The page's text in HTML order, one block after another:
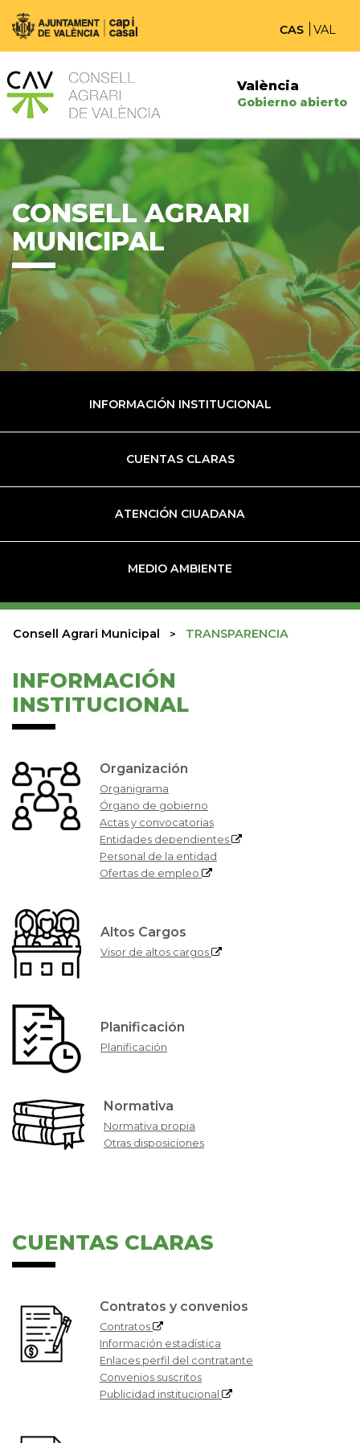
CAS VAL
València
Gobierno abierto
CONSELL AGRARI
MUNICIPAL
INFORMACIÓN INSTITUCIONAL
CUENTAS CLARAS
ATENCIÓN CIUADANA
MEDIO AMBIENTE
Consell Agrari Municipal TRANSPARENCIA
INFORMACIÓN
INSTITUCIONAL
Organización
Organigrama
Órgano de gobierno
Actas y convocatorias
Entidades dependientes
Personal de la entidad
Ofertas de empleo
Altos Cargos
Visor de altos cargos
Planificación
Planificación
Normativa
Normativa propia
Otras disposiciones
CUENTAS CLARAS
Contratos y convenios
Contratos
Información estadística
Enlaces perfil del contratante
Convenios suscritos
Publicidad institucional